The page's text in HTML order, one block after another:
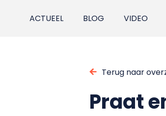
ACTUEEL BLOG VIDEO
Terug naar
Praat